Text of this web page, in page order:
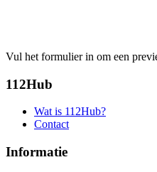
Vul het formulier in om een
112Hub
Wat is 112Hub?
Contact
Informatie